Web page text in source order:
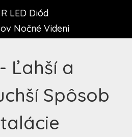
LED Diód
Nočné Videni
Ľahší a
Spôsob